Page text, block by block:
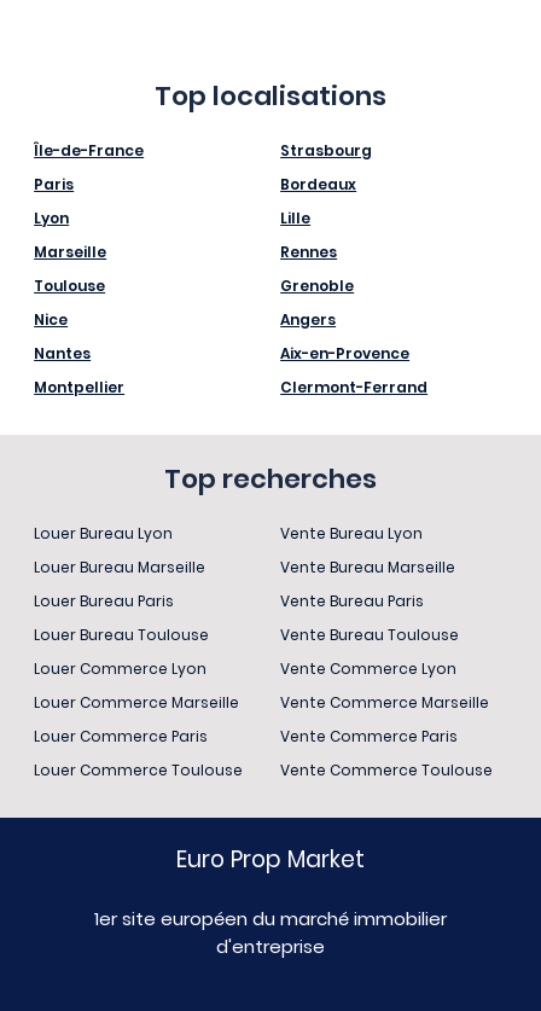
Top localisations
Île-de-France
Paris
Lyon
Marseille
Toulouse
Nice
Nantes
Montpellier
Strasbourg
Bordeaux
Lille
Rennes
Grenoble
Angers
Aix-en-Provence
Clermont-Ferrand
Top recherches
Louer Bureau Lyon
Louer Bureau Marseille
Louer Bureau Paris
Louer Bureau Toulouse
Louer Commerce Lyon
Louer Commerce Marseille
Louer Commerce Paris
Louer Commerce Toulouse
Vente Bureau Lyon
Vente Bureau Marseille
Vente Bureau Paris
Vente Bureau Toulouse
Vente Commerce Lyon
Vente Commerce Marseille
Vente Commerce Paris
Vente Commerce Toulouse
Euro Prop Market
1er site européen du marché immobilier
d'entreprise